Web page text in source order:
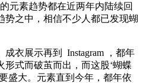
元素趋势都在近两年内陆续回
势之中，相信不少人都已发现蝴
衣展示再到 Instagram ，都年
式而破茧而出，而这股‘蝴蝶
盛大。元素直到今年，都年依